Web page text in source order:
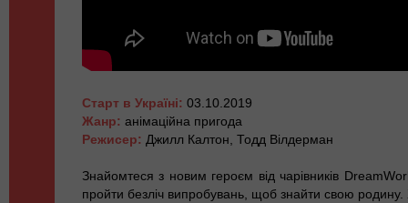
Старт в Україні: 03.10.2019
Жанр: анімаційна пригода
Режисер: Джилл Калтон, Тодд Вілдерман
Знайомтеся з новим героєм від чарівників
пройти безліч випробувань, щоб знайти свою родину.